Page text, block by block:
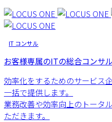
IT コンサル
お客様専属のITの総合コンサル
効率化をするためのサービス
一括で提供します。
業務改善や効率向上のトータ
ただきます。